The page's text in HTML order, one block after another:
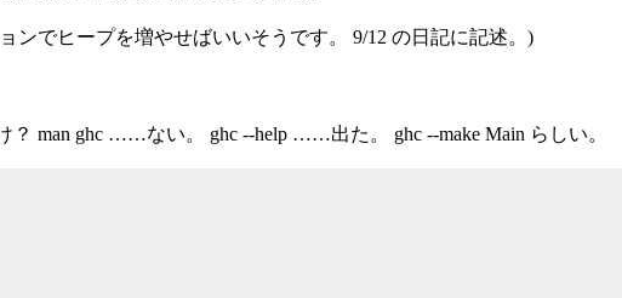
ンでヒープを増やせばいいそうです。 9/12 の日記に記述。)
？ man ghc ……ない。 ghc --help ……出た。 ghc --make Main らしい。